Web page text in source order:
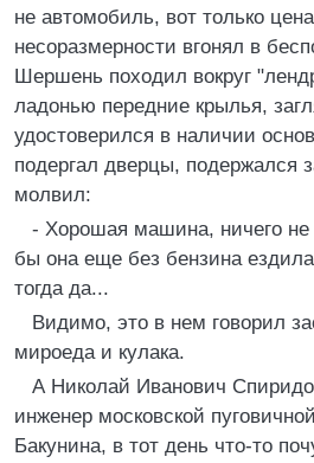
не автомобиль, вот только
несоразмерности вгонял в
Шершень походил вокруг
ладонью передние крылья,
удостоверился в наличии
подергал дверцы, подержался
молвил:
- Хорошая машина, ничего
бы она еще без бензина
тогда да...
Видимо, это в нем говорил
мироеда и кулака.
А Николай Иванович
инженер московской
Бакунина, в тот день что-то